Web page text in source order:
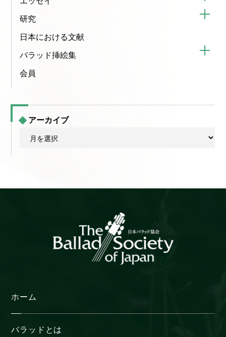
研究
日本における文献
バラッド挿絵集
会員
アーカイブ
ブ
ホーム
バラッドとは